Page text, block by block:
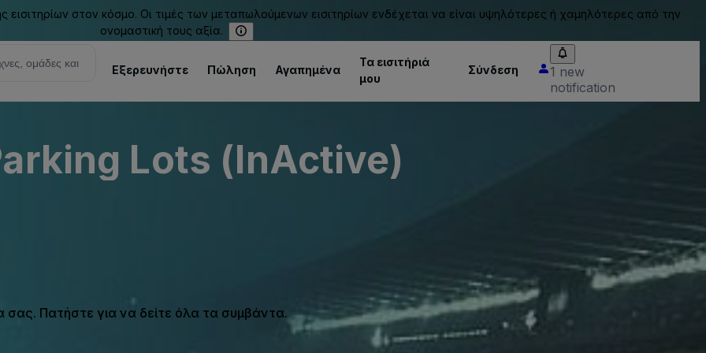
στον κόσμο. Οι τιμές των μεταπωλούμενων εισιτηρίων ενδέχεται να είναι υψηλότερες ή χαμηλότερες από την
ονομαστική τους αξία.
Εξερευνήστε Πώληση Αγαπημένα
Τα εισιτήριά
μου
Σύνδεση
1 new
notification
Lots (InActive)
Πατήστε για να δείτε όλα τα συμβάντα.